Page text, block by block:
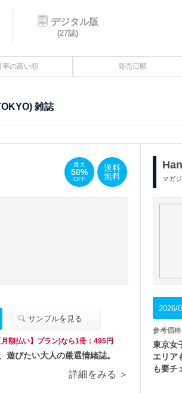
デジタル版
(27誌)
率の高い順 発売日順
雑誌
最大
50%
OFF
送料
無料
サンプルを見る
額払い】プラン)なら1冊：495円
遊びたい大人の厳選情緒誌。
詳細をみる ＞
マガ
2026/
参考価
東京女
エリア
も要チ